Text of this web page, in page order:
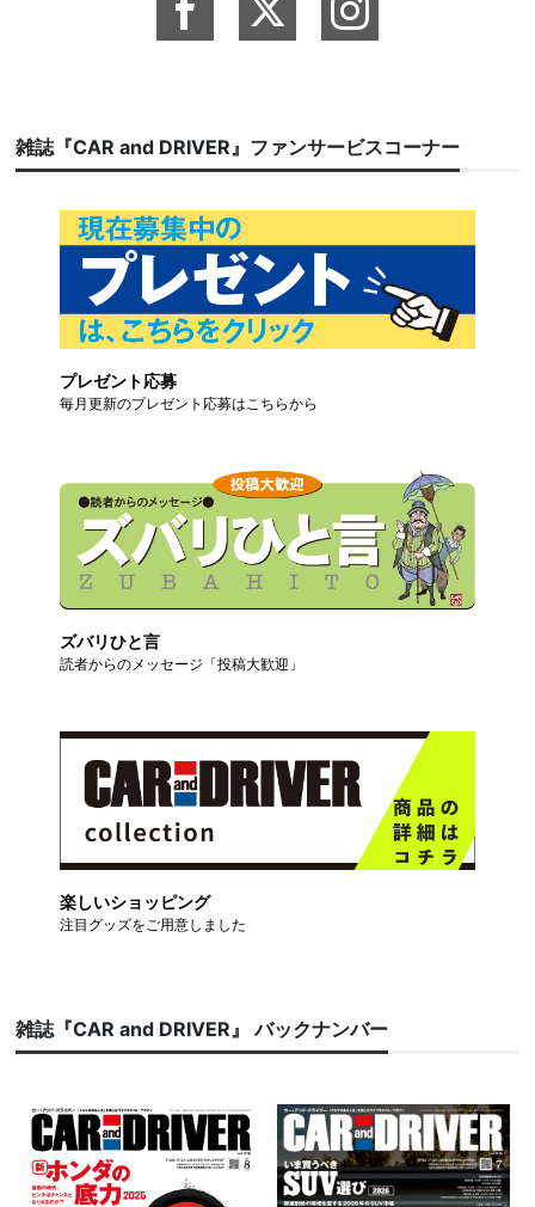
雑誌『CAR and DRIVER』ファンサービスコーナー
プレゼント応募
毎月更新のプレゼント応募はこちらから
ズバリひと言
読者からのメッセージ「投稿大歓迎」
楽しいショッピング
注目グッズをご用意しました
雑誌『CAR and DRIVER』 バックナンバー